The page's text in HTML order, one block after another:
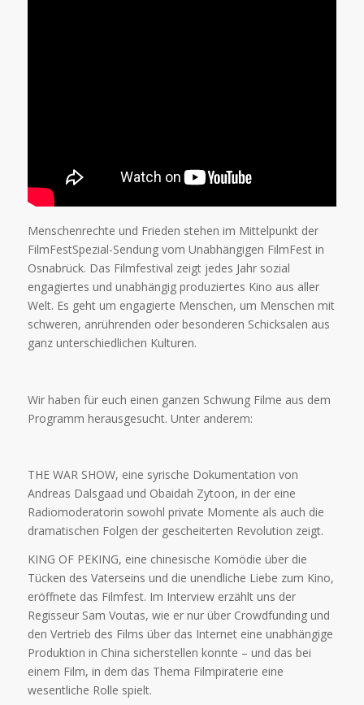
Menschenrechte und Frieden stehen im Mittelpunkt der
FilmFestSpezial-Sendung vom Unabhängigen FilmFest in
Osnabrück. Das Filmfestival zeigt jedes Jahr sozial
engagiertes und unabhängig produziertes Kino aus aller
Welt. Es geht um engagierte Menschen, um Menschen mit
schweren, anrührenden oder besonderen Schicksalen aus
ganz unterschiedlichen Kulturen.
Wir haben für euch einen ganzen Schwung Filme aus dem
Programm herausgesucht. Unter anderem:
THE WAR SHOW, eine syrische Dokumentation von
Andreas Dalsgaad und Obaidah Zytoon, in der eine
Radiomoderatorin sowohl private Momente als auch die
dramatischen Folgen der gescheiterten Revolution zeigt.
KING OF PEKING, eine chinesische Komödie über die
Tücken des Vaterseins und die unendliche Liebe zum Kino,
eröffnete das Filmfest. Im Interview erzählt uns der
Regisseur Sam Voutas, wie er nur über Crowdfunding und
den Vertrieb des Films über das Internet eine unabhängige
Produktion in China sicherstellen konnte – und das bei
einem Film, in dem das Thema Filmpiraterie eine
wesentliche Rolle spielt.